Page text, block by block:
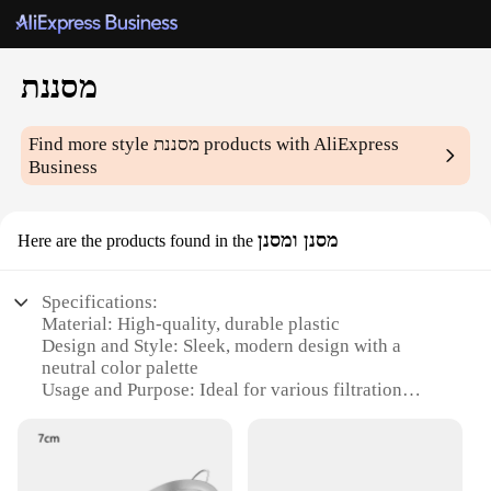
מסננת
Find more styleמסננת products with AliExpress
Business
Here are the products found in the מסנן ומסנן
Specifications:
Material: High-quality, durable plastic
Design and Style: Sleek, modern design with a
neutral color palette
Usage and Purpose: Ideal for various filtration
Performance and Property: Efficient filtration with a
Shape or Size or Weight or Quantity: Available in